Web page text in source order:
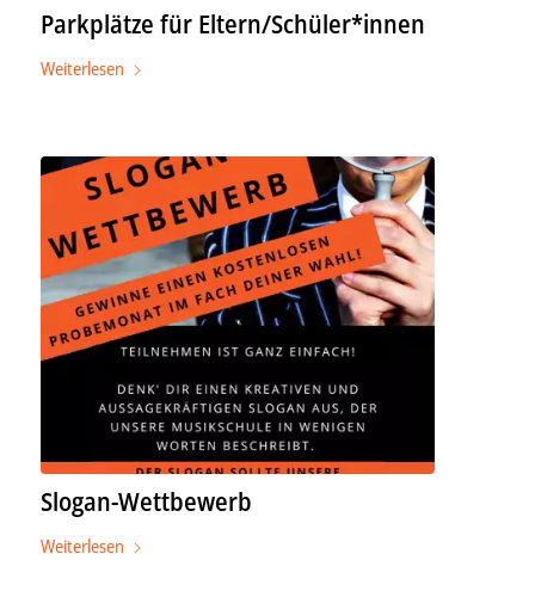
Parkplätze für Eltern/Schüler*innen
Weiterlesen
Slogan-Wettbewerb
Weiterlesen